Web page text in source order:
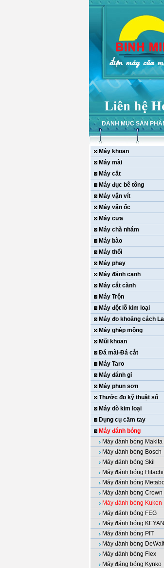
DANH MỤC SẢN
Máy khoan
Máy mài
Máy cắt
Máy đục bê tông
Máy vặn vít
Máy vặn ốc
Máy cưa
Máy chà nhám
Máy bào
Máy thổi
Máy phay
Máy đánh cạnh
Máy cắt cành
Máy Trộn
Máy đột lỗ kim loại
Máy đo khoảng cách
Máy ghép mộng
Mũi khoan
Đá mài-Đá cắt
Máy Taro
Máy đánh gỉ
Máy phun sơn
Thước đo kỹ thuật số
Máy dò kim loại
Dụng cụ cầm tay
Máy đánh bóng
Máy đánh bóng Makita
Máy đánh bóng Bosch
Máy đánh bóng Skil
Máy đánh bóng Hitachi
Máy đánh bóng
Máy đánh bóng Crown
Máy đánh bóng Kuken
Máy đánh bóng FEG
Máy đánh bóng
Máy đánh bóng PIT
Máy đánh bóng DeWalt
Máy đánh bóng Flex
Máy đáng bóng Kynko